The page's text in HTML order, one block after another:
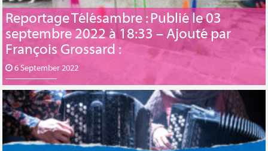
Reportage Télésambre : Publié le 03
septembre 2022 à 18:33 – Ajouté par
François Grossard :
6 September 2022